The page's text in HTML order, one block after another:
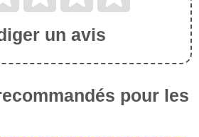
un avis
pour les